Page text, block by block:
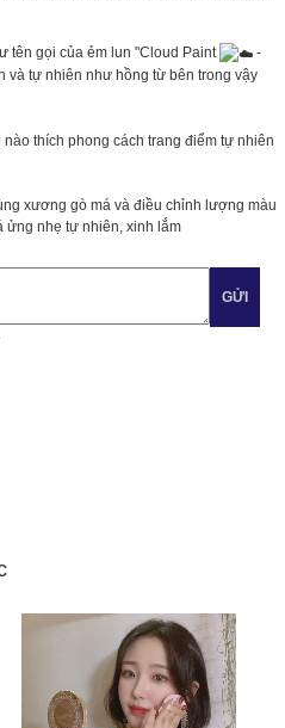
tên gọi của ẻm lun "Cloud Paint
-
và tự nhiên như hồng từ bên trong vậy
thích phong cách trang điểm tự nhiên
xương gò má và điều chỉnh lượng màu
ửng nhẹ tự nhiên, xinh lắm
GỬI